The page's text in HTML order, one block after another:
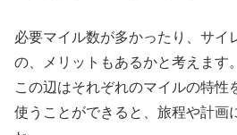
必要マイル数が多かったり、サイ
の、メリットもあるかと考えます。
この辺はそれぞれのマイルの特性
使うことができると、旅程や計画